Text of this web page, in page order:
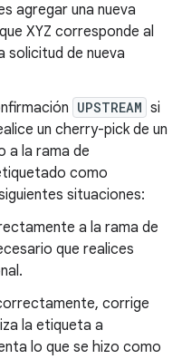
agregar una nueva
XYZ corresponde al
solicitud de nueva
UPSTREAM si
un cherry-pick de un
a la rama de
como
situaciones:
a la rama de
que realices
corrige
la etiqueta a
lo que se hizo como